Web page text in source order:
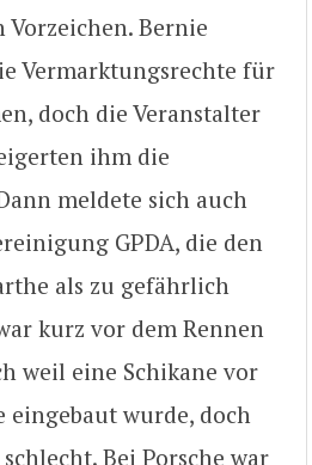
Bernie
Vermarktungsrechte für
doch die Veranstalter
ihm die
meldete sich auch
GPDA, die den
als zu gefährlich
kurz vor dem Rennen
weil eine Schikane vor
eingebaut wurde, doch
Bei Porsche war